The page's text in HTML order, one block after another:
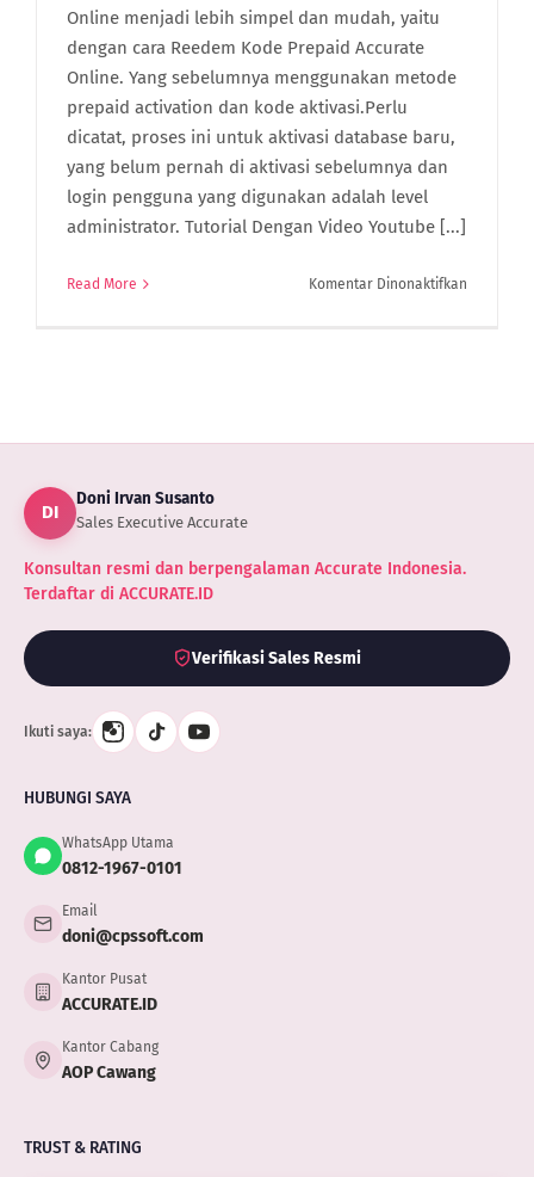
Online menjadi lebih simpel dan mudah, yaitu
dengan cara Reedem Kode Prepaid Accurate
Online. Yang sebelumnya menggunakan metode
prepaid activation dan kode aktivasi.Perlu
dicatat, proses ini untuk aktivasi database baru,
yang belum pernah di aktivasi sebelumnya dan
login pengguna yang digunakan adalah level
administrator. Tutorial Dengan Video Youtube [...]
Read More Komentar Dinonaktifkan
DI
Doni Irvan Susanto
Sales Executive Accurate
Konsultan resmi dan berpengalaman Accurate Indonesia.
Terdaftar di ACCURATE.ID
Verifikasi Sales Resmi
Ikuti saya:
HUBUNGI SAYA
WhatsApp Utama
0812-1967-0101
Email
doni@cpssoft.com
Kantor Pusat
ACCURATE.ID
Kantor Cabang
AOP Cawang
TRUST & RATING